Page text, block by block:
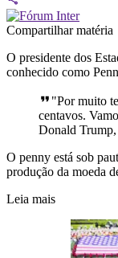
Compartilhar matéria
O presidente dos
conhecido como
"Por muito
centavos.
Donald Trump,
O penny está sob
produção da moeda
Leia mais